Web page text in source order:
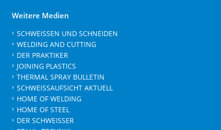
Weitere Medien
SCHWEISSEN UND SCHNEIDEN
WELDING AND CUTTING
DER PRAKTIKER
JOINING PLASTICS
THERMAL SPRAY BULLETIN
SCHWEISSAUFSICHT AKTUELL
HOME OF WELDING
HOME OF STEEL
DER SCHWEISSER